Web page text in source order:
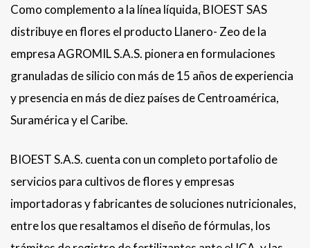
Como complemento a la línea líquida, BIOEST SAS
distribuye en flores el producto Llanero- Zeo de la
empresa AGROMIL S.A.S. pionera en formulaciones
granuladas de silicio con más de 15 años de experiencia
y presencia en más de diez países de Centroamérica,
Suramérica y el Caribe.
BIOEST S.A.S. cuenta con un completo portafolio de
servicios para cultivos de flores y empresas
importadoras y fabricantes de soluciones nutricionales,
entre los que resaltamos el diseño de fórmulas, los